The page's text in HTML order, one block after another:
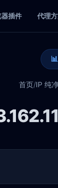
插件 代理
首页/IP 纯